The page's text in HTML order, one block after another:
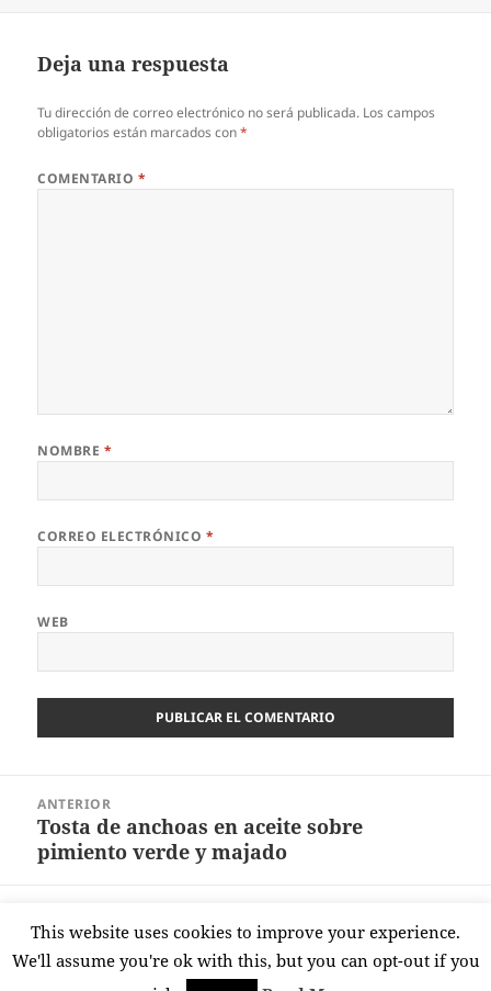
Deja una respuesta
Tu dirección de correo electrónico no será publicada. Los campos
obligatorios están marcados con*
COMENTARIO *
NOMBRE *
CORREO ELECTRÓNICO *
WEB
entradas
ANTERIOR
Entrada
anterior:
Tosta de anchoas en aceite sobre
pimiento verde y majado
Entrada
siguiente:
Tortitas saladas con fiambre
This website uses cookies to improve your experience.
We'll assume you're ok with this, but you can opt-out if you